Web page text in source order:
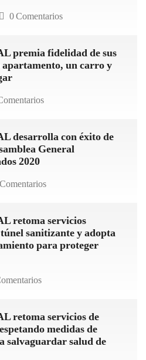
0 Comentarios
premia fidelidad de sus
apartamento, un carro y
desarrolla con éxito de
General
2020
retoma servicios
sanitizante y adopta
para proteger
retoma servicios de
medidas de
salvaguardar salud de